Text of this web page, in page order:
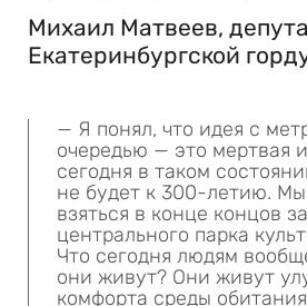
Михаил Матвеев,
Екатеринбургской
— Я понял, что идея с
очередью — это мертвая
сегодня в таком
не будет к 300-летию.
взяться в конце концов
центрального парка
Что сегодня людям
они живут? Они живут
комфорта среды